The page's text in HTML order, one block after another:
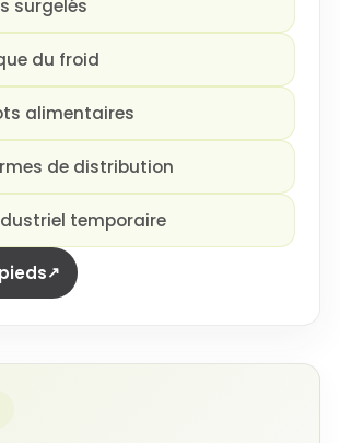
surgelés
du froid
alimentaires
de distribution
temporaire